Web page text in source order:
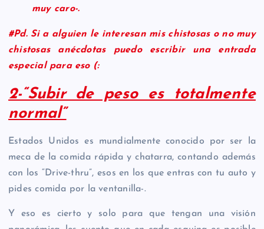
muy caro-.
#Pd. Si a alguien le interesan mis chistosas o no muy
chistosas anécdotas puedo escribir una entrada
especial para eso (:
2-“Subir de peso es totalmente
normal”
Estados Unidos es mundialmente conocido por ser la
meca de la comida rápida y chatarra, contando además
con los “Drive-thru”, esos en los que entras con tu auto y
pides comida por la ventanilla-.
Y eso es cierto y solo para que tengan una visión